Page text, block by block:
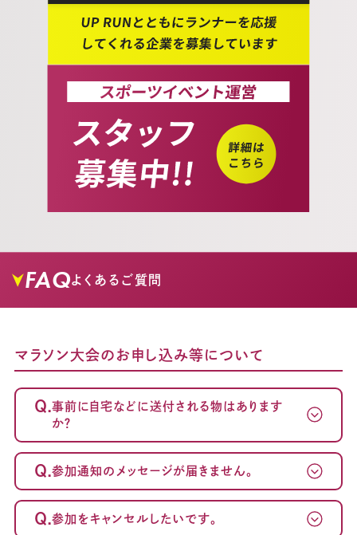
FAQよくあるご質問
マラソン大会のお申し込み等について
Q.事前に自宅などに送付される物はあります
か？
Q.参加通知のメッセージが届きません。
Q.参加をキャンセルしたいです。